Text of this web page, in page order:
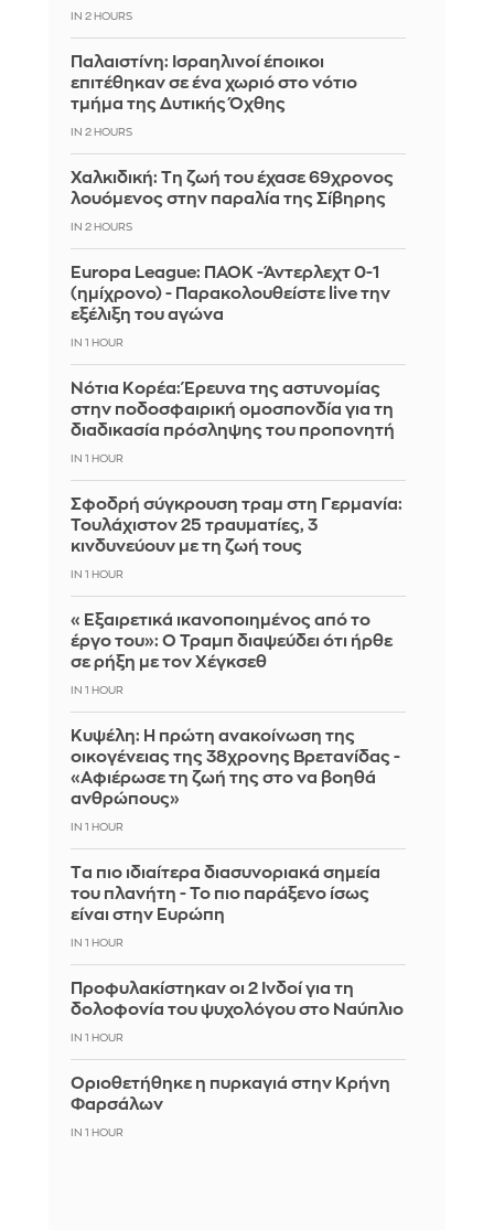
IN 2 HOURS
Παλαιστίνη: Ισραηλινοί έποικοι
επιτέθηκαν σε ένα χωριό στο νότιο
τμήμα της Δυτικής Όχθης
IN 2 HOURS
Χαλκιδική: Τη ζωή του έχασε 69χρονος
λουόμενος στην παραλία της Σίβηρης
IN 2 HOURS
Europa League: ΠΑΟΚ -Άντερλεχτ 0-1
(ημίχρονο) - Παρακολουθείστε live την
εξέλιξη του αγώνα
IN 1 HOUR
Νότια Κορέα: Έρευνα της αστυνομίας
στην ποδοσφαιρική ομοσπονδία για τη
διαδικασία πρόσληψης του προπονητή
IN 1 HOUR
Σφοδρή σύγκρουση τραμ στη Γερμανία:
Τουλάχιστον 25 τραυματίες, 3
κινδυνεύουν με τη ζωή τους
IN 1 HOUR
«Εξαιρετικά ικανοποιημένος από το
έργο του»: Ο Τραμπ διαψεύδει ότι ήρθε
σε ρήξη με τον Χέγκσεθ
IN 1 HOUR
Κυψέλη: Η πρώτη ανακοίνωση της
οικογένειας της 38χρονης Βρετανίδας -
«Αφιέρωσε τη ζωή της στο να βοηθά
ανθρώπους»
IN 1 HOUR
Tα πιο ιδιαίτερα διασυνοριακά σημεία
του πλανήτη - Το πιο παράξενο ίσως
είναι στην Ευρώπη
IN 1 HOUR
Προφυλακίστηκαν οι 2 Ινδοί για τη
δολοφονία του ψυχολόγου στο Ναύπλιο
IN 1 HOUR
Οριοθετήθηκε η πυρκαγιά στην Κρήνη
Φαρσάλων
IN 1 HOUR